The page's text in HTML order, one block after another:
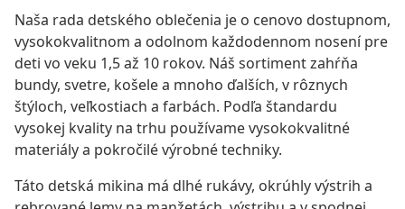
Naša rada detského oblečenia je o cenovo dostupnom,
vysokokvalitnom a odolnom každodennom nosení pre
deti vo veku 1,5 až 10 rokov. Náš sortiment zahŕňa
bundy, svetre, košele a mnoho ďalších, v rôznych
štýloch, veľkostiach a farbách. Podľa štandardu
vysokej kvality na trhu používame vysokokvalitné
materiály a pokročilé výrobné techniky.
Táto detská mikina má dlhé rukávy, okrúhly výstrih a